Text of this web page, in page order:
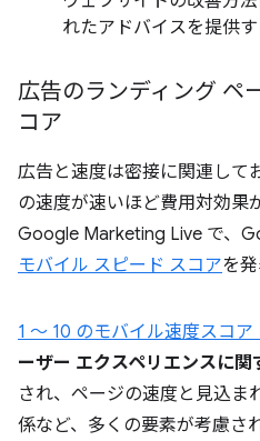
れたアドバイスを提供す
広告のランディング ペ
コア
広告と速度は密接に関連して
の速度が速いほど費用対効果
Google Marketing Live で、
モバイル スピード スコアを発
1 ～ 10 のモバイル速度スコア
ーザー エクスペリエンスに関
され、ページの速度と見込ま
係など、多くの要素が考慮さ